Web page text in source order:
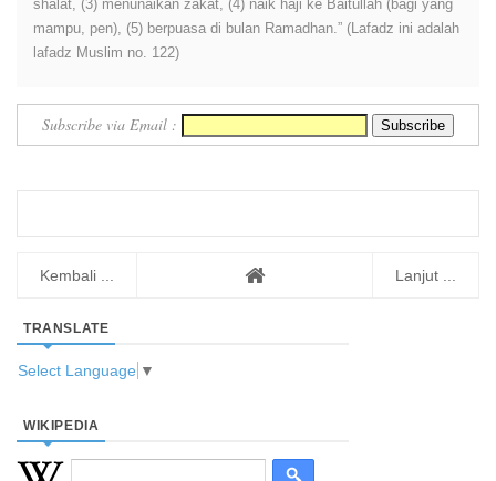
shalat, (3) menunaikan zakat, (4) naik haji ke Baitullah (bagi yang
mampu, pen), (5) berpuasa di bulan Ramadhan.” (Lafadz ini adalah
lafadz Muslim no. 122)
Subscribe via Email :
Kembali ... Lanjut ...
TRANSLATE
Select Language ▼
WIKIPEDIA